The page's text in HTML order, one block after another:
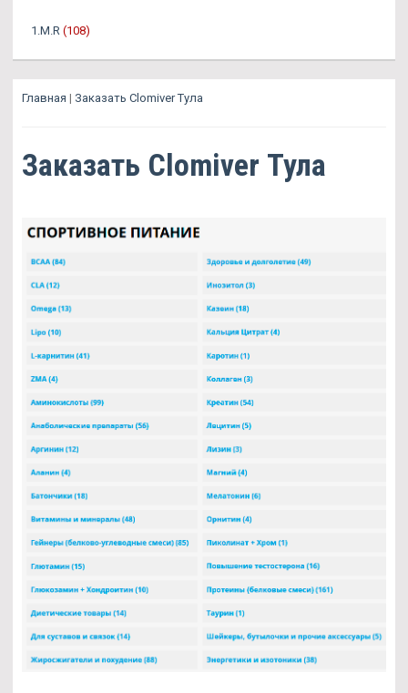
1.M.R (108)
Главная | Заказать Clomiver Тула
Заказать Clomiver Тула